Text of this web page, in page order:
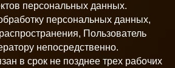
персональных данных.
персональных данных,
Пользователь
непосредственно.
в срок не позднее трех рабочих